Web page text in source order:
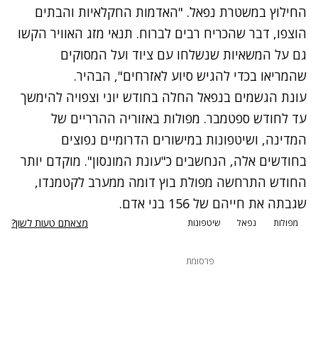
החילוץ במשטרת נפאל. "האדמות החקלאיות והבתים
הוצפו, דבר שהכריח רבים לברוח. תנאי מזג האוויר הקשו
גם על המשאיות שנשלחו עם ציוד ועל המסוקים
שהמריאו בכדי להגיש סיוע לאזרחים", הבהיר.
עונת הגשמים בנפאל החלה בחודש יוני וצפויה להימשך
עד לחודש ספטמבר. מפולות באזוריה ההרריים של
המדינה, ושיטפונות במישורים הדרומיים נפוצים
בחודשים אלה, הנחשבים כ"עונת המונסון". מוקדם יותר
החודש התרחשה מפולת בוץ דומה ממערב לקטמנדו,
שגבתה את חייהם של 156 בני אדם.
מפולות נפאל שיטפונות מצאתם טעות לשון?
פרסומת